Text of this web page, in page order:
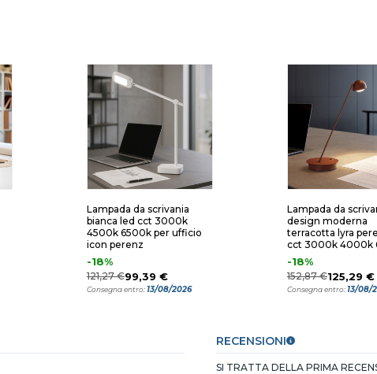
Lampada da scrivania
bianca led cct 3000k
4500k 6500k per ufficio
icon perenz
-18%
121,27 €99,39 €
Consegna entro:13/08/2026
Lampada da
design moderna
terracotta lyra
cct 3000k 4000k
-18%
152,87 €125,29 €
Consegna entro:13/08/
RECENSIONI
SI TRATTA DELLA PRIMA